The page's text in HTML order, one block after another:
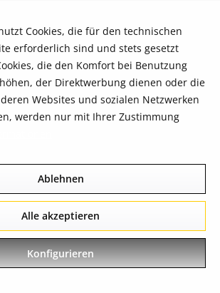
Cookies, die für den technischen
erforderlich sind und stets gesetzt
die den Komfort bei Benutzung
der Direktwerbung dienen oder die
Websites und sozialen Netzwerken
werden nur mit Ihrer Zustimmung
Ablehnen
Alle akzeptieren
Konfigurieren